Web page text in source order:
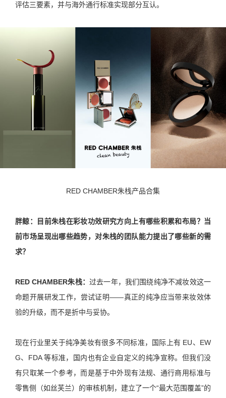
评估三要素，并与海外通行标准实现部分互认。
RED CHAMBER朱栈产品合集
胖鲸：
目前朱栈在彩妆功效研究方向上有哪些积累和布局？当
前市场呈现出哪些趋势，对朱栈的团队能力提出了哪些新的需
求？
RED CHAMBER朱栈： 过去一年，我们围绕纯净不减妆效这一
命题开展研发工作，尝试证明——真正的纯净应当带来妆效体
验的升级，而不是折中与妥协。
现在行业里关于纯净美妆有很多不同标准，国际上有 EU、EW
G、FDA 等标准，国内也有企业自定义的纯净宣称。但我们没
有只取某一个参考，而是基于中外现有法规、通行商用标准与
零售侧（如丝芙兰）的审核机制，建立了一个“最大范围覆盖”的